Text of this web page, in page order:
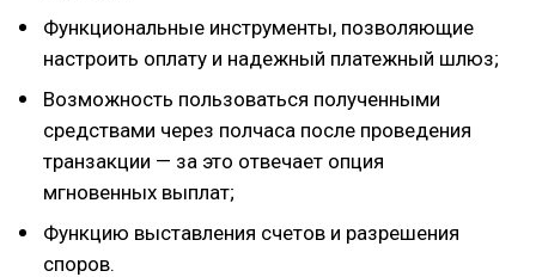
Функциональные инструменты, позволяющие
настроить оплату и надежный платежный шлюз;
Возможность пользоваться полученными
средствами через полчаса после проведения
транзакции — за это отвечает опция
мгновенных выплат;
Функцию выставления счетов и разрешения
споров.